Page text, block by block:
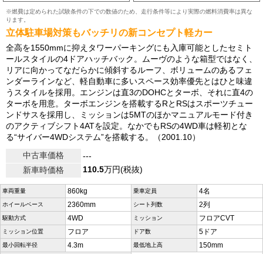
※燃費は定められた試験条件の下での数値のため、走行条件等により実際の燃料消費率は異な
ります。
立体駐車場対策もバッチリの新コンセプト軽カー
全高を1550mmに抑えタワーパーキングにも入庫可能としたセミト
ールスタイルの4ドアハッチバック。ムーヴのような箱型ではなく、
リアに向かってなだらかに傾斜するルーフ、ボリュームのあるフェ
ンダーラインなど、軽自動車に多いスペース効率優先とはひと味違
うスタイルを採用。エンジンは直3のDOHCとターボ、それに直4の
ターボを用意。ターボエンジンを搭載するRとRSはスポーツチュー
ンドサスを採用し、ミッションは5MTのほかマニュアルモード付き
のアクティブシフト4ATを設定。なかでもRSの4WD車は軽初とな
る“サイバー4WDシステム”を搭載する。（2001.10）
中古車価格
---
新車時価格
110.5万円(税抜)
車両重量 860kg 乗車定員 4名
ホイールベース 2360mm シート列数 2列
駆動方式 4WD ミッション フロアCVT
ミッション位置 フロア ドア数 5ドア
最小回転半径 4.3m 最低地上高 150mm